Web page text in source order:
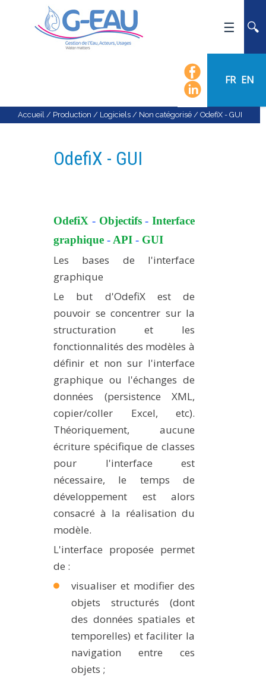
FR EN
ACTUALITÉS
ORGANIGRAMME
RECRUTEMENT
RECHERCHE
PLATEFORMES EXPÉRIMENTALES
IMPLANTATIONS GÉOGRAPHIQUES
PROJETS EN COURS
NOS RÉSEAUX SCIENTIFIQUES ET TECHNIQUES
SÉMINAIRES RÉGULIERS
FORMATION
MASTER
INGÉNIEUR
FORMATION CONTINUE
THÈSES EN COURS
PRODUCTION
MÉTHODES ET OUTILS
LOGICIELS
PUBLICATIONS SUR HAL
NOTES THÉMATIQUES
Accueil / Production / Logiciels / Non catégorisé / OdefiX - GUI
OdefiX - GUI
OdefiX - Objectifs- Interface
graphique - API - GUI
Les bases de l'interface
graphique
Le but d'OdefiX est de
pouvoir se concentrer sur la
structuration et les
fonctionnalités des modèles à
définir et non sur l'interface
graphique ou l'échanges de
données (persistence XML,
copier/coller Excel, etc).
Théoriquement, aucune
écriture spécifique de classes
pour l'interface est
nécessaire, le temps de
développement est alors
consacré à la réalisation du
modèle.
L'interface proposée permet
de :
visualiser et modifier des
objets structurés (dont
des données spatiales et
temporelles) et faciliter la
navigation entre ces
objets ;